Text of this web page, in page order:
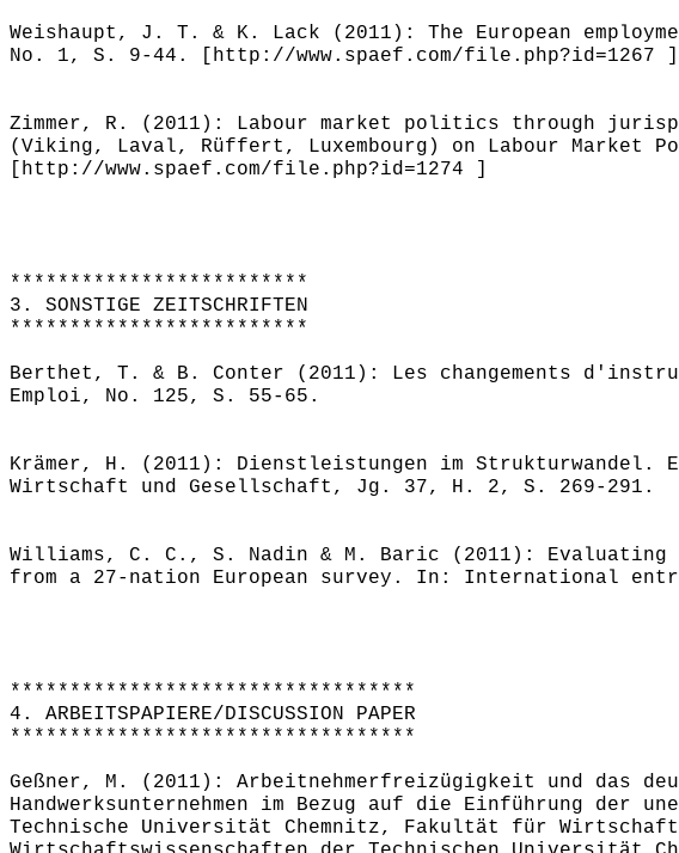
Weishaupt, J. T. & K. Lack (2011): The European
No. 1, S. 9-44. [http://www.spaef.com/file.php?id=1267 ]
Zimmer, R. (2011): Labour market politics through
(Viking, Laval, Rüffert, Luxembourg) on Labour
[http://www.spaef.com/file.php?id=1274 ]
*************************
3. SONSTIGE ZEITSCHRIFTEN
*************************
Berthet, T. & B. Conter (2011): Les changements
Emploi, No. 125, S. 55-65.
Krämer, H. (2011): Dienstleistungen im Strukturwandel.
Wirtschaft und Gesellschaft, Jg. 37, H. 2, S. 269-291.
Williams, C. C., S. Nadin & M. Baric (2011):
from a 27-nation European survey. In: International
**********************************
4. ARBEITSPAPIERE/DISCUSSION PAPER
**********************************
Geßner, M. (2011): Arbeitnehmerfreizügigkeit und das
Handwerksunternehmen im Bezug auf die Einführung der
Technische Universität Chemnitz, Fakultät für